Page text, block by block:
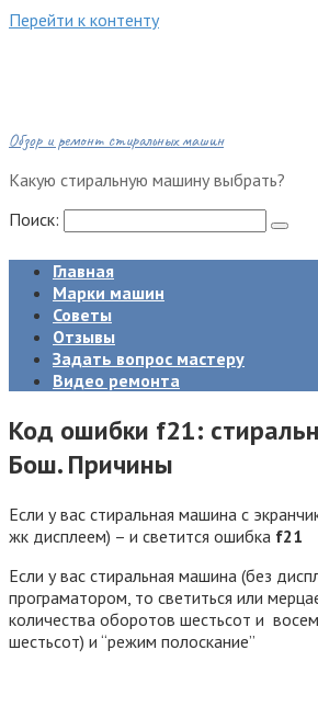
Перейти к контенту
Обзор и ремонт стиральных машин
Какую стиральную машину выбрать?
Поиск:
Главная
Марки машин
Советы
Отзывы
Задать вопрос мастеру
Видео ремонта
Код ошибки f21:
Бош. Причины
Если у вас стиральная машина с
жк дисплеем) – и светится ошибка f21
Если у вас стиральная машина (без
програматором, то светиться или
количества оборотов шестьсот и
шестьсот) и “режим полоскание”